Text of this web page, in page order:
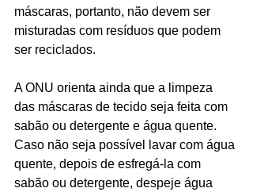
máscaras, portanto, não devem ser
misturadas com resíduos que podem
ser reciclados.
A ONU orienta ainda que a limpeza
das máscaras de tecido seja feita com
sabão ou detergente e água quente.
Caso não seja possível lavar com água
quente, depois de esfregá-la com
sabão ou detergente, despeje água